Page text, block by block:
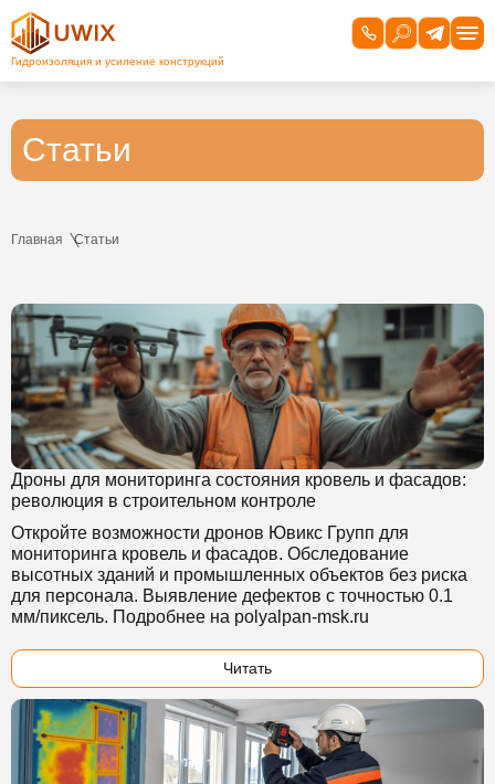
Статьи
Главная Статьи
Дроны для мониторинга состояния кровель и фасадов:
революция в строительном контроле
Откройте возможности дронов Ювикс Групп для
мониторинга кровель и фасадов. Обследование
высотных зданий и промышленных объектов без риска
для персонала. Выявление дефектов с точностью 0.1
мм/пиксель. Подробнее на polyalpan-msk.ru
Читать